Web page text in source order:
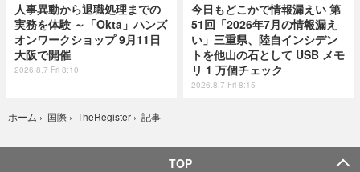
人事異動から退職処理までの
実務を体験 ～「Okta」ハンズ
オンワークショップ 9月11日
大阪で開催
2026.8.7 Fri 8:10
今日もどこかで情報漏えい 第
51回「2026年7月の情報漏え
い」三重県、陸自インシデン
トを他山の石として USB メモ
リ 1 万個チェック
2026.8.7 Fri 8:15
ホーム › 国際 › TheRegister › 記事
TOP